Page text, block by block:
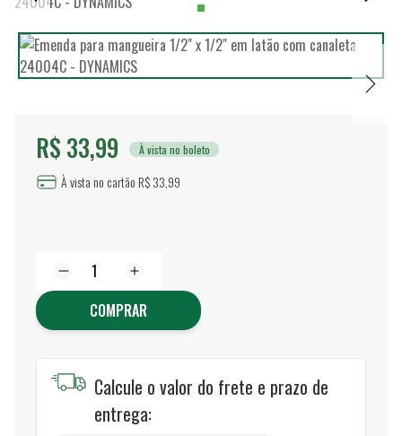
R$ 33,99 À vista no boleto
À vista no cartão R$ 33,99
COMPRAR
Calcule o valor do frete e prazo de
entrega: